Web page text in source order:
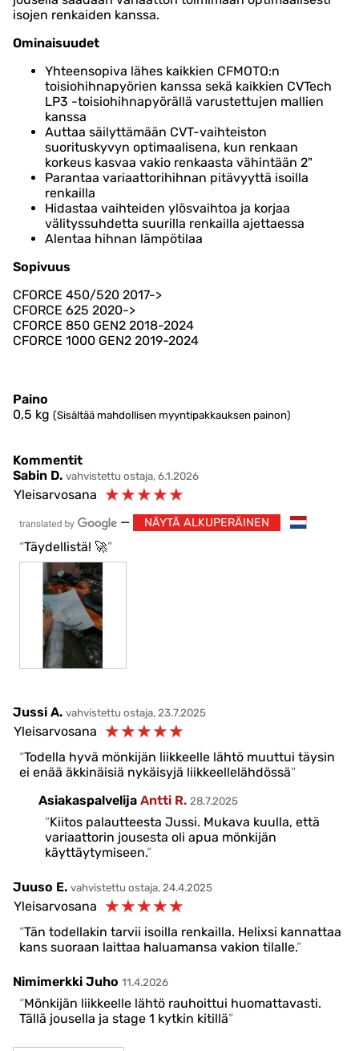
isojen renkaiden kanssa.
Ominaisuudet
Yhteensopiva lähes kaikkien CFMOTO:n
toisiohihnapyörien kanssa sekä kaikkien CVTech
LP3 -toisiohihnapyörällä varustettujen mallien
kanssa
Auttaa säilyttämään CVT-vaihteiston
suorituskyvyn optimaalisena, kun renkaan
korkeus kasvaa vakio renkaasta vähintään 2"
Parantaa variaattorihihnan pitävyyttä isoilla
renkailla
Hidastaa vaihteiden ylösvaihtoa ja korjaa
välityssuhdetta suurilla renkailla ajettaessa
Alentaa hihnan lämpötilaa
Sopivuus
CFORCE 450/520 2017->
CFORCE 625 2020->
CFORCE 850 GEN2 2018-2024
CFORCE 1000 GEN2 2019-2024
Paino
0,5 kg (Sisältää mahdollisen myyntipakkauksen painon)
Kommentit
Sabin D. vahvistettu ostaja, 6.1.2026
Yleisarvosana ☆☆☆☆☆
— NÄYTÄ ALKUPERÄINEN
Täydellistä! 🚀
Jussi A. vahvistettu ostaja, 23.7.2025
Yleisarvosana ☆☆☆☆☆
Todella hyvä mönkijän liikkeelle lähtö muuttui täysin
ei enää äkkinäisiä nykäisyjä liikkeellelähdössä
Asiakaspalvelija Antti R. 28.7.2025
Kiitos palautteesta Jussi. Mukava kuulla, että
variaattorin jousesta oli apua mönkijän
käyttäytymiseen.
Juuso E. vahvistettu ostaja, 24.4.2025
Yleisarvosana ☆☆☆☆☆
Tän todellakin tarvii isoilla renkailla. Helixsi kannattaa
kans suoraan laittaa haluamansa vakion tilalle.
Nimimerkki Juho 11.4.2026
Mönkijän liikkeelle lähtö rauhoittui huomattavasti.
Tällä jousella ja stage 1 kytkin kitillä